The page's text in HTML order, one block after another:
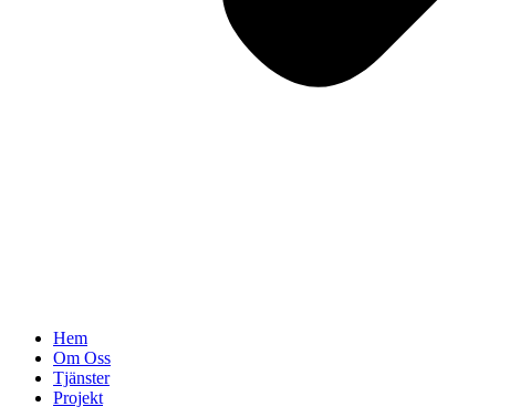
Hem
Om Oss
Tjänster
Projekt